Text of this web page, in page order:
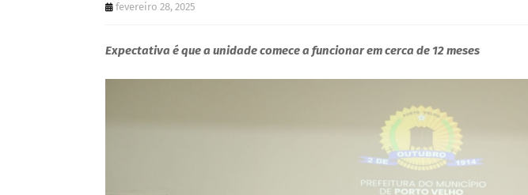
fevereiro 28, 2025
Expectativa é que a unidade comece a funcionar em cerca de 12 meses